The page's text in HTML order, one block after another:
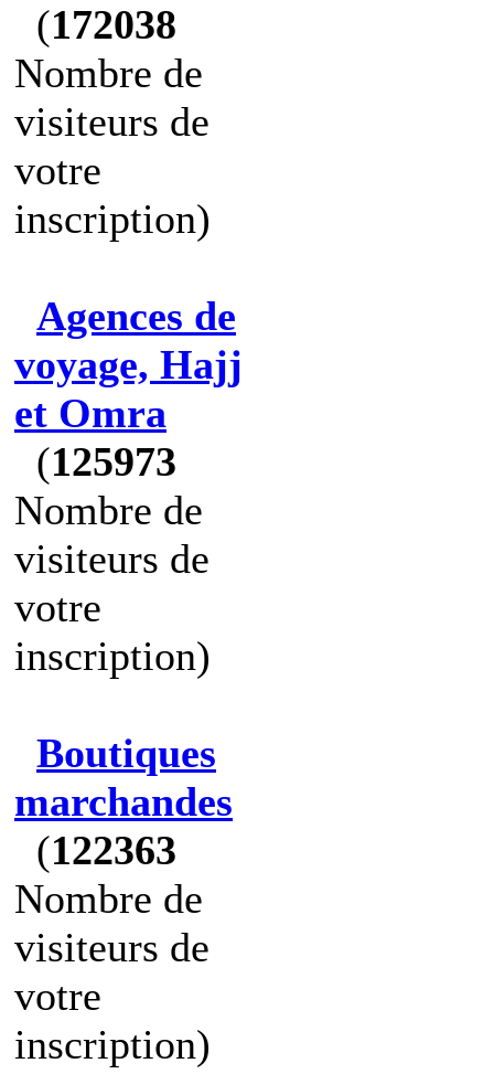
(172038
Nombre de
visiteurs de
votre
inscription)
Agences de
voyage, Hajj
et Omra
(125973
Nombre de
visiteurs de
votre
inscription)
Boutiques
marchandes
(122363
Nombre de
visiteurs de
votre
inscription)